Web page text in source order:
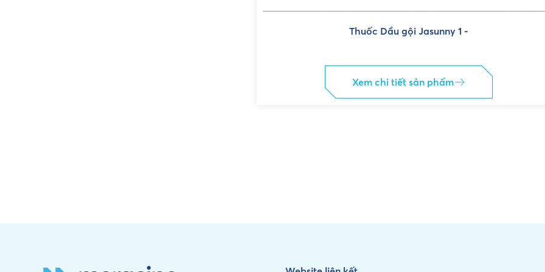
Thuốc Dầu gội Jasunny 1 -
Xem chi tiết sản phẩm